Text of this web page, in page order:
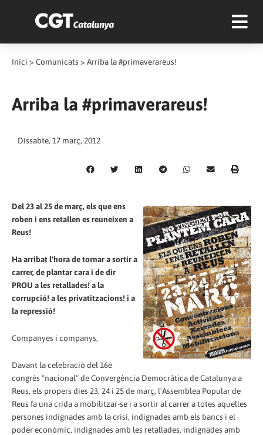
Inici > Comunicats > Arriba la #primaverareus!
Arriba la #primaverareus!
Dissabte, 17 març, 2012
Del 23 al 25 de març, els que ens
roben i ens retallen es reuneixen a
Reus!
Ha arribat l'hora de tornar a sortir a
carrer, de plantar cara i de dir
PROU a les retallades! a la
corrupció! a les privatitzacions! i a
la repressió!
Companyes i companys,
Davant la celebració del 16è
congrés "nacional" de Convergència Democràtica de Catalunya a
Reus, els propers dies 23, 24 i 25 de març, l'Assemblea Popular de
Reus fa una crida a mobilitzar-se i a sortir al carrer a totes aquelles
persones indignades amb la crisi, indignades amb els bancs i el
poder econòmic, indignades amb les retallades, indignades amb